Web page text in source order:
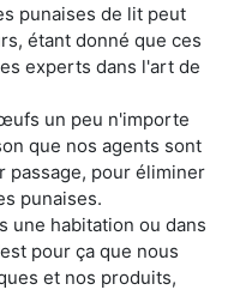
punaises de lit peut
étant donné que ces
experts dans l'art de
un peu n'importe
que nos agents sont
passage, pour éliminer
punaises.
une habitation ou dans
pour ça que nous
et nos produits,